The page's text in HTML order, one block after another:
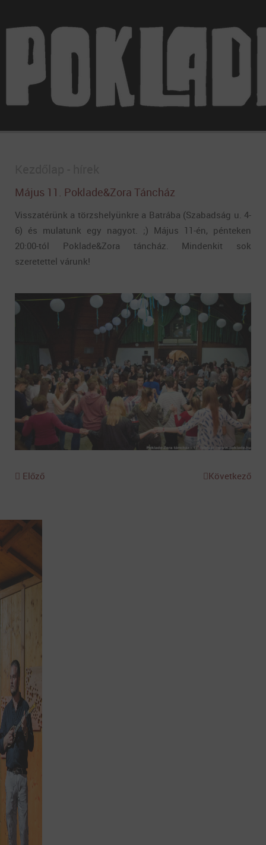
Május 11. Poklade&Zora Táncház
Visszatérünk a törzshelyünkre a Batrába (Szabadság u. 4-
6) és mulatunk egy nagyot. ;) Május 11-én, pénteken
20:00-tól Poklade&Zora táncház. Mindenkit sok
szeretettel várunk!
Előző Következő